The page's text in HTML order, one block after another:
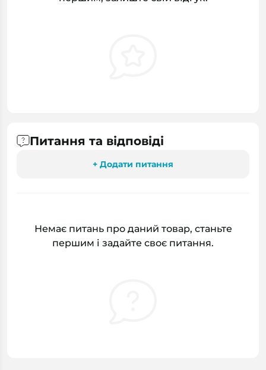
Питання та відповіді
+ Додати питання
Немає питань про даний товар, станьте
першим і задайте своє питання.